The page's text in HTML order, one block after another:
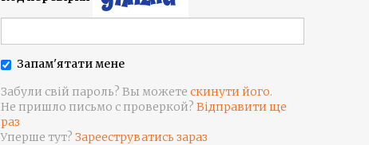
Запам'ятати мене
Забули свій пароль? Вы можете скинути його.
Не пришло письмо с проверкой? Відправити ще
раз
Уперше тут? Зарееструватись зараз